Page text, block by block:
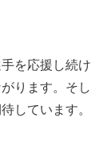
を応援し続け
ります。そし
しています。